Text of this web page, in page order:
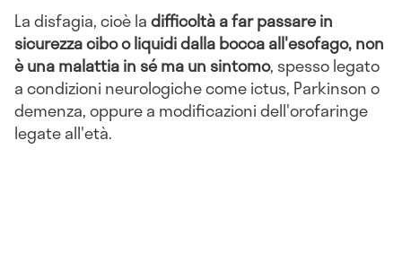
La disfagia, cioè ladifficoltà a far passare in
sicurezza cibo o liquidi dalla bocca all'esofago, non
è una malattia in sé ma un sintomo, spesso legato
a condizioni neurologiche come ictus, Parkinson o
demenza, oppure a modificazioni dell'orofaringe
legate all'età.